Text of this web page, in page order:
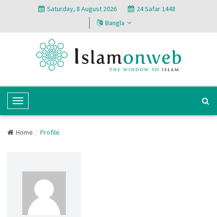
Saturday, 8 August 2026
24 Safar 1448
Bangla
T
o
g
N
Home Profile